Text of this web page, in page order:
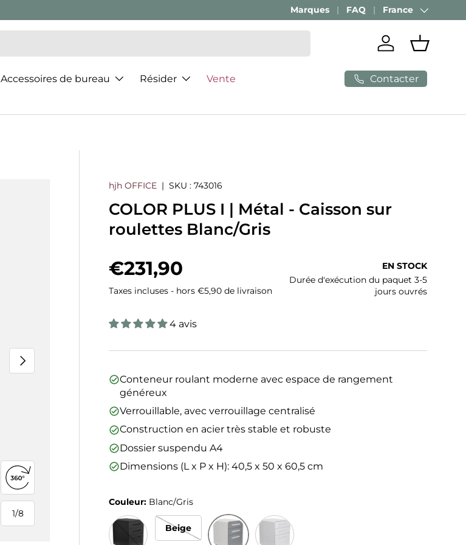
Marques FAQ Pays
France
Se connecter
Panier
Accessoires de bureau Résider Vente Contacter
1/
de
8
Suivant
Ouvrir la vue 360°
hjh OFFICE |SKU : 743016
COLOR PLUS I | Métal - Caisson sur
roulettes Blanc/Gris
Prix habituel
€231,90
Taxes incluses - hors €5,90 de livraison
EN STOCK
Durée d'exécution du paquet 3-5
jours ouvrés
4 avis
Conteneur roulant moderne avec espace de rangement
généreux
Verrouillable, avec verrouillage centralisé
Construction en acier très stable et robuste
Dossier suspendu A4
Dimensions (L x P x H): 40,5 x 50 x 60,5 cm
Couleur: Blanc/Gris
Beige